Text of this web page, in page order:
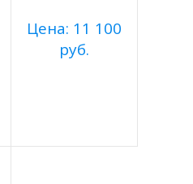
Цена: 11 100
руб.